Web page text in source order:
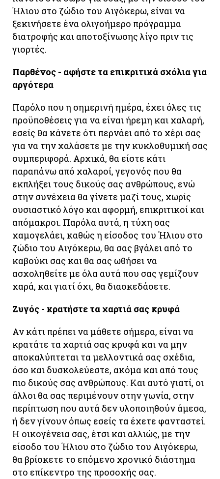
Ήλιου στο ζώδιο του Αιγόκερω, είναι να
ξεκινήσετε ένα ολιγοήμερο πρόγραμμα
διατροφής και αποτοξίνωσης λίγο πριν τις
γιορτές.
Παρθένος - αφήστε τα επικριτικά σχόλια για
αργότερα
Παρόλο που η σημερινή ημέρα, έχει όλες τις
προϋποθέσεις για να είναι ήρεμη και χαλαρή,
εσείς θα κάνετε ότι περνάει από το χέρι σας
για να την χαλάσετε με την κυκλοθυμική σας
συμπεριφορά. Αρχικά, θα είστε κάτι
παραπάνω από χαλαροί, γεγονός που θα
εκπλήξει τους δικούς σας ανθρώπους, ενώ
στην συνέχεια θα γίνετε μαζί τους, χωρίς
ουσιαστικό λόγο και αφορμή, επικριτικοί και
απόμακροι. Παρόλα αυτά, η τύχη σας
χαμογελάει, καθώς η είσοδος του Ήλιου στο
ζώδιο του Αιγόκερω, θα σας βγάλει από το
καβούκι σας και θα σας ωθήσει να
ασχοληθείτε με όλα αυτά που σας γεμίζουν
χαρά, και γιατί όχι, θα διασκεδάσετε.
Ζυγός - κρατήστε τα χαρτιά σας κρυφά
Αν κάτι πρέπει να μάθετε σήμερα, είναι να
κρατάτε τα χαρτιά σας κρυφά και να μην
αποκαλύπτεται τα μελλοντικά σας σχέδια,
όσο και δυσκολεύεστε, ακόμα και από τους
πιο δικούς σας ανθρώπους. Και αυτό γιατί, οι
άλλοι θα σας περιμένουν στην γωνία, στην
περίπτωση που αυτά δεν υλοποιηθούν άμεσα,
ή δεν γίνουν όπως εσείς τα έχετε φανταστεί.
Η οικογένεια σας, έτσι και αλλιώς, με την
είσοδο του Ήλιου στο ζώδιο του Αιγόκερω,
θα βρίσκετε το επόμενο χρονικό διάστημα
στο επίκεντρο της προσοχής σας.